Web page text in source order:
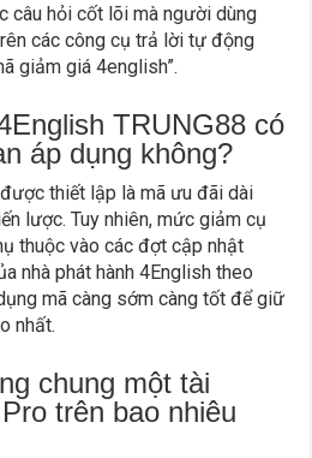
câu hỏi cốt lõi mà người dùng
các công cụ trả lời tự động
giảm giá 4english”.
TRUNG88 có
áp dụng không?
được thiết lập là mã ưu đãi dài
lược. Tuy nhiên, mức giảm cụ
thuộc vào các đợt cập nhật
nhà phát hành 4English theo
mã càng sớm càng tốt để giữ
nhất.
chung một tài
trên bao nhiêu